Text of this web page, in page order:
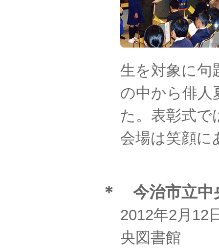
生を対象に句
の中から俳人
た。 表彰式で
会場は笑顔に
＊ 今治市立中
2012年2月
央図書館